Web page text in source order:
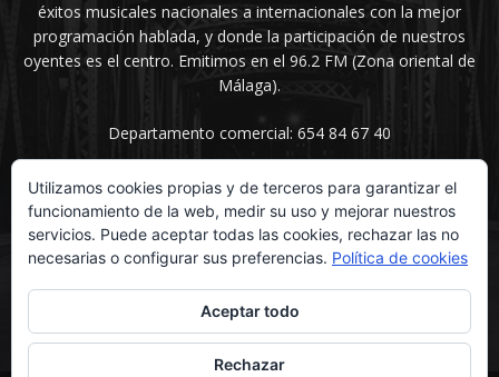
éxitos musicales nacionales a internacionales con la mejor
programación hablada, y donde la participación de nuestros
oyentes es el centro. Emitimos en el 96.2 FM (Zona oriental de
Málaga).
Departamento comercial: 654 84 67 40
SÍGUENOS
Utilizamos cookies propias y de terceros para garantizar el
funcionamiento de la web, medir su uso y mejorar nuestros
servicios. Puede aceptar todas las cookies, rechazar las no
necesarias o configurar sus preferencias. Política de cookies
Aceptar todo
Rechazar